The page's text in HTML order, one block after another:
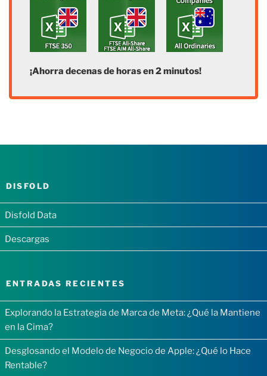
¡Ahorra decenas de horas en 2 minutos!
DISFOLD
Disfold Data
Descargas
ENTRADAS RECIENTES
Explorando la Estrategia de Marca de Meta: ¿Qué la Mantiene
en la Cima?
Desglosando el Modelo de Negocio de Apple: ¿Qué lo Hace
Rentable?